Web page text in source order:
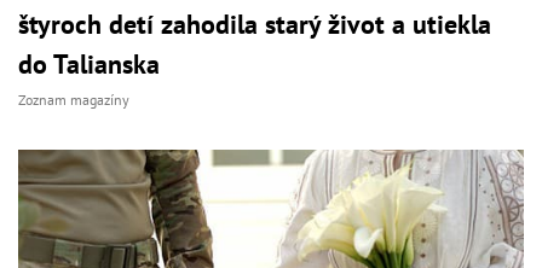
štyroch detí zahodila starý život a utiekla
do Talianska
Zoznam magazíny